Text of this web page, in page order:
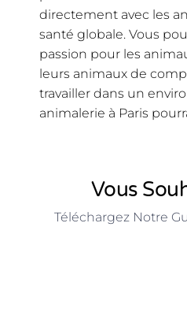
directement avec les
santé globale. Vous
passion pour les
leurs animaux de
travailler dans un
animalerie à Paris
Vous
Téléchargez Notre